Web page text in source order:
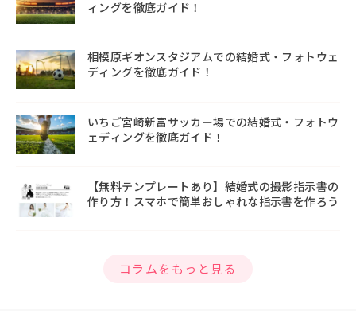
ィングを徹底ガイド！
相模原ギオンスタジアムでの結婚式・フォトウェ
ディングを徹底ガイド！
いちご宮崎新富サッカー場での結婚式・フォトウ
ェディングを徹底ガイド！
【無料テンプレートあり】結婚式の撮影指示書の
作り方！スマホで簡単おしゃれな指示書を作ろう
コラムをもっと見る